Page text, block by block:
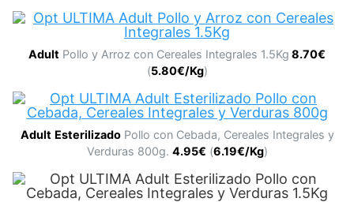
Adult Pollo y Arroz con Cereales Integrales 1.5Kg 8.70€
(5.80€/Kg)
Adult EsterilizadoPollo con Cebada, Cereales Integrales y
Verduras 800g. 4.95€ (6.19€/Kg)